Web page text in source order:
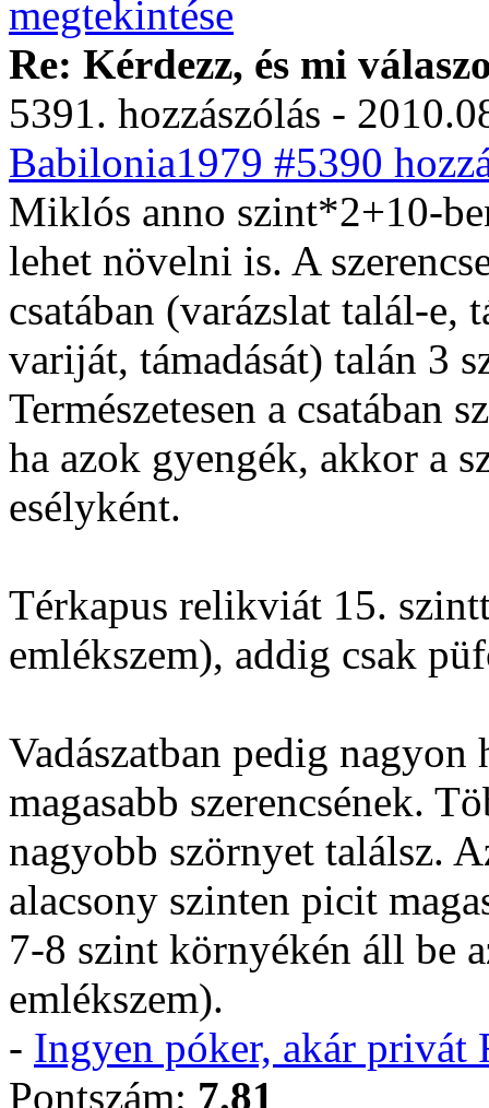
Re: Kérdezz, és mi
5391. hozzászólás -
Babilonia1979 #5390
Miklós anno szint*2+10-
lehet növelni is. A
csatában (varázslat talál-e,
variját, támadását) talán 3
Természetesen a csatában
ha azok gyengék, akkor a
esélyként.
Térkapus relikviát 15.
emlékszem), addig csak
Vadászatban pedig nagyon
magasabb szerencsének.
nagyobb szörnyet találsz.
alacsony szinten picit
7-8 szint környékén áll be
emlékszem).
- Ingyen póker, akár privát
Pontszám: 7.81